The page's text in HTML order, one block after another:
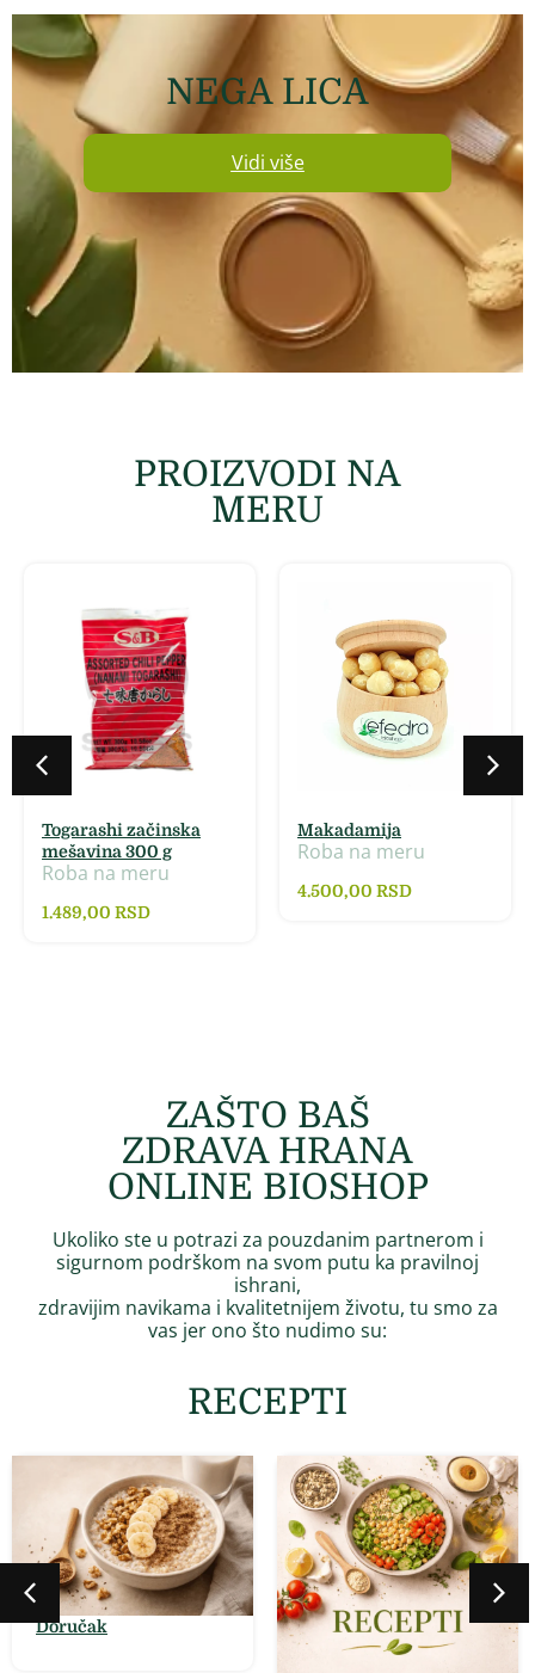
NEGA LICA
Vidi više
PROIZVODI NA
MERU
Togarashi začinska
mešavina 300 g
Roba na meru
1.489,00 RSD
Makadamija
Roba na meru
4.500,00 RSD
ZAŠTO BAŠ
ZDRAVA HRANA
ONLINE BIOSHOP
Ukoliko ste u potrazi za pouzdanim partnerom i
sigurnom podrškom na svom putu ka pravilnoj
ishrani,
zdravijim navikama i kvalitetnijem životu, tu smo za
vas jer ono što nudimo su:
RECEPTI
Doručak